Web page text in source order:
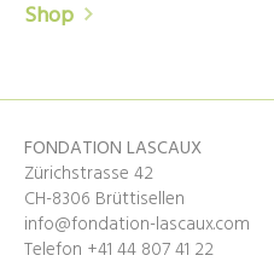
Shop
FONDATION LASCAUX
Zürichstrasse 42
CH-8306 Brüttisellen
info@fondation-lascaux.com
Telefon +41 44 807 41 22